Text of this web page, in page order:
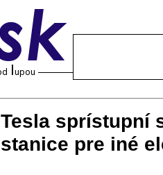
Tesla sprístupní
stanice pre iné